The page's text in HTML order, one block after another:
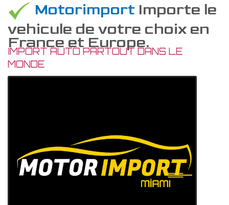
Motorimport Importe le
vehicule de votre choix en
France et Europe.
IMPORT AUTO PARTOUT DANS LE
MONDE